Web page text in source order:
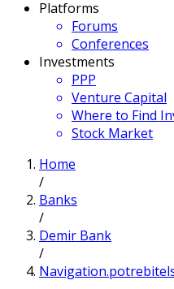
Platforms
Forums
Conferences
Investments
PPP
Venture Capital
Where to Find
Stock Market
Home
/
Banks
/
Demir Bank
/